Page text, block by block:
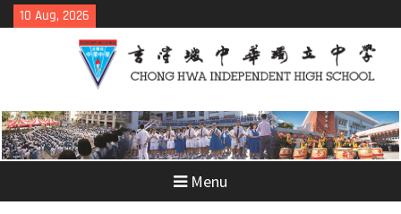
Skip
to
10 Aug, 2026
Menu